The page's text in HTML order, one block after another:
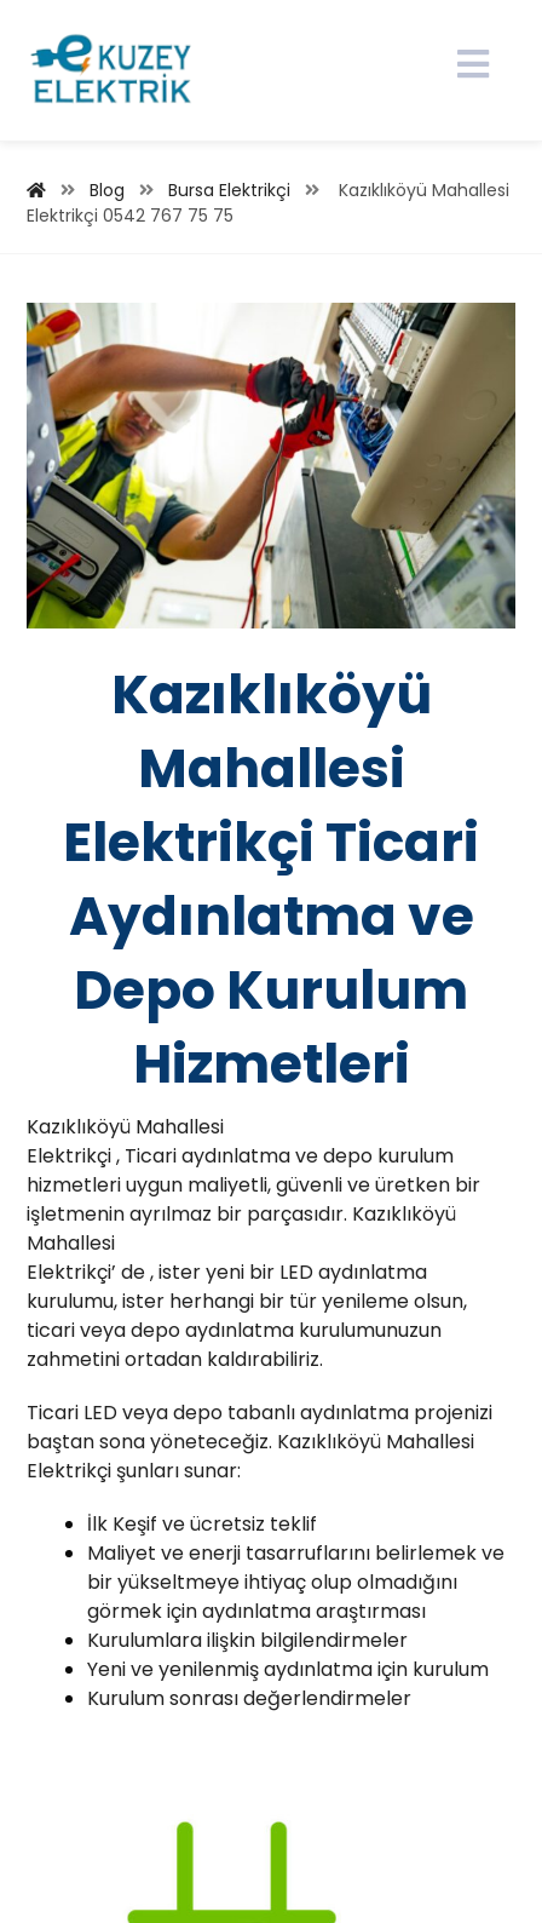
Blog Bursa Elektrikçi
Kazıklıköyü Mahallesi
Elektrikçi 0542 767 75 75
Kazıklıköyü
Mahallesi
Elektrikçi Ticari
Aydınlatma ve
Depo Kurulum
Hizmetleri
Kazıklıköyü Mahallesi
Elektrikçi , Ticari aydınlatma ve depo kurulum
hizmetleri uygun maliyetli, güvenli ve üretken bir
işletmenin ayrılmaz bir parçasıdır. Kazıklıköyü
Mahallesi
Elektrikçi’ de , ister yeni bir LED aydınlatma
kurulumu, ister herhangi bir tür yenileme olsun,
ticari veya depo aydınlatma kurulumunuzun
zahmetini ortadan kaldırabiliriz.
Ticari LED veya depo tabanlı aydınlatma projenizi
baştan sona yöneteceğiz. Kazıklıköyü Mahallesi
Elektrikçi şunları sunar:
İlk Keşif ve ücretsiz teklif
Maliyet ve enerji tasarruflarını belirlemek ve
bir yükseltmeye ihtiyaç olup olmadığını
görmek için aydınlatma araştırması
Kurulumlara ilişkin bilgilendirmeler
Yeni ve yenilenmiş aydınlatma için kurulum
Kurulum sonrası değerlendirmeler